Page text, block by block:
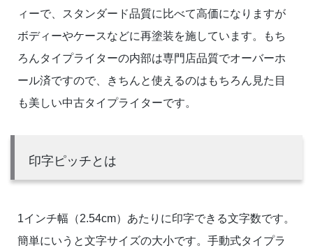
ィーで、スタンダード品質に比べて高価になりますが
ボディーやケースなどに再塗装を施しています。もち
ろんタイプライターの内部は専門店品質でオーバーホ
ール済ですので、きちんと使えるのはもちろん見た目
も美しい中古タイプライターです。
印字ピッチとは
1インチ幅（2.54cm）あたりに印字できる文字数です。
簡単にいうと文字サイズの大小です。手動式タイプラ